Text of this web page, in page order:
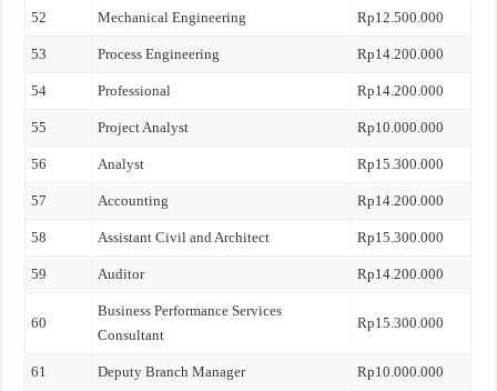
52 Mechanical Engineering Rp12.500.000
53 Process Engineering Rp14.200.000
54 Professional Rp14.200.000
55 Project Analyst Rp10.000.000
56 Analyst Rp15.300.000
57 Accounting Rp14.200.000
58 Assistant Civil and Architect Rp15.300.000
59 Auditor Rp14.200.000
60
Business Performance Services
Consultant
Rp15.300.000
61 Deputy Branch Manager Rp10.000.000